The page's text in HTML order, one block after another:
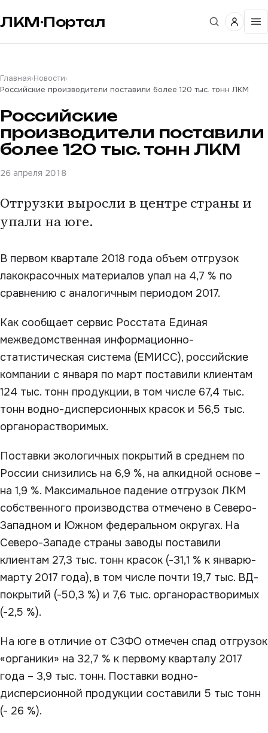
ЛКМ·Портал
Главная›Новости›
Российские производители поставили более 120 тыс. тонн ЛКМ
Российские
производители поставили
более 120 тыс. тонн ЛКМ
26 апреля 2018
Отгрузки выросли в центре страны и
упали на юге.
В первом квартале 2018 года объем отгрузок
лакокрасочных материалов упал на 4,7 % по
сравнению с аналогичным периодом 2017.
Как сообщает сервис Росстата Единая
межведомственная информационно-
статистическая система (ЕМИСС), российские
компании с января по март поставили клиентам
124 тыс. тонн продукции, в том числе 67,4 тыс.
тонн водно-дисперсионных красок и 56,5 тыс.
органорастворимых.
Поставки экологичных покрытий в среднем по
России снизились на 6,9 %, на алкидной основе –
на 1,9 %. Максимальное падение отгрузок ЛКМ
собственного производства отмечено в Северо-
Западном и Южном федеральном округах. На
Северо-Западе страны заводы поставили
клиентам 27,3 тыс. тонн красок (-31,1 % к январю-
марту 2017 года), в том числе почти 19,7 тыс. ВД-
покрытий (-50,3 %) и 7,6 тыс. органорастворимых
(-2,5 %).
На юге в отличие от СЗФО отмечен спад отгрузок
«органики» на 32,7 % к первому кварталу 2017
года – 3,9 тыс. тонн. Поставки водно-
дисперсионной продукции составили 5 тыс тонн
(- 26 %).